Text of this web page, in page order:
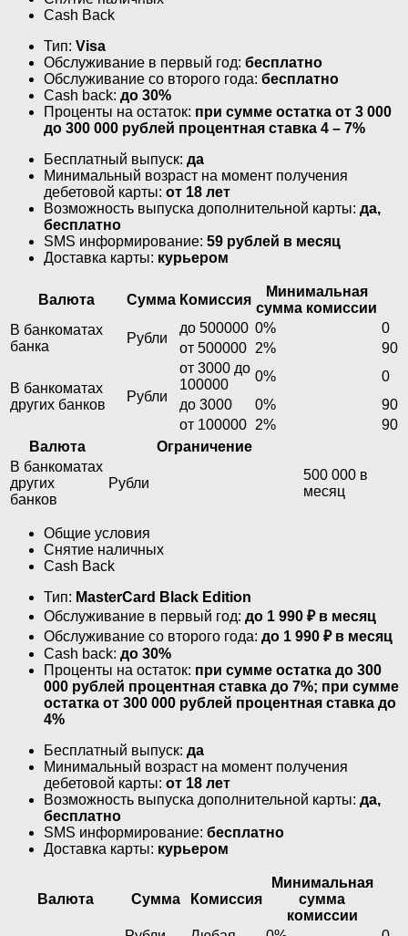
Cash Back
Тип: Visa
Обслуживание в первый год: бесплатно
Обслуживание со второго года: бесплатно
Cash back: до 30%
Проценты на остаток: при сумме остатка от 3 000
до 300 000 рублей процентная ставка 4 – 7%
Бесплатный выпуск: да
Минимальный возраст на момент получения
дебетовой карты: от 18 лет
Возможность выпуска дополнительной карты: да,
бесплатно
SMS информирование: 59 рублей в месяц
Доставка карты: курьером
Валюта Сумма Комиссия
Минимальная
сумма комиссии
В банкоматах
банка
Рубли
до 500000 0%
0
от 500000 2% 90
В банкоматах
других банков
Рубли
от 3000 до
100000
0%
0
до 3000
0%
90
от 100000 2%
90
Валюта
Ограничение
В банкоматах
других
банков
Рубли
500 000 в
месяц
Общие условия
Снятие наличных
Cash Back
Тип: MasterСard Black Edition
Обслуживание в первый год: до 1 990 ₽ в месяц
Обслуживание со второго года: до 1 990 ₽ в месяц
Cash back: до 30%
Проценты на остаток: при сумме остатка до 300
000 рублей процентная ставка до 7%; при сумме
остатка от 300 000 рублей процентная ставка до
4%
Бесплатный выпуск: да
Минимальный возраст на момент получения
дебетовой карты: от 18 лет
Возможность выпуска дополнительной карты: да,
бесплатно
SMS информирование: бесплатно
Доставка карты: курьером
Валюта Сумма Комиссия
Минимальная
сумма
комиссии